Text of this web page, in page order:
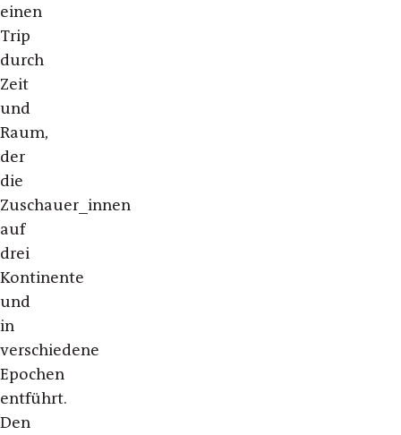
einen
Trip
durch
Zeit
und
Raum,
der
die
Zuschauer_innen
auf
drei
Kontinente
und
in
verschiedene
Epochen
entführt.
Den